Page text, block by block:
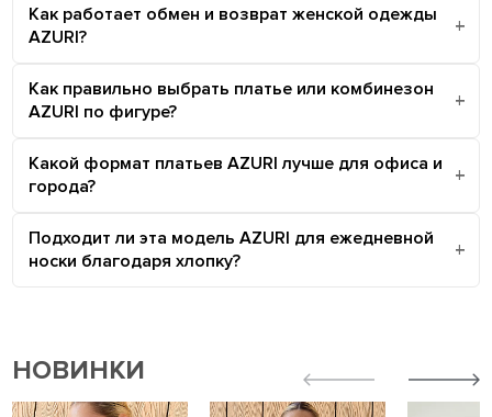
Как работает обмен и возврат женской одежды
AZURI?
Как правильно выбрать платье или комбинезон
AZURI по фигуре?
Какой формат платьев AZURI лучше для офиса и
города?
Подходит ли эта модель AZURI для ежедневной
носки благодаря хлопку?
НОВИНКИ